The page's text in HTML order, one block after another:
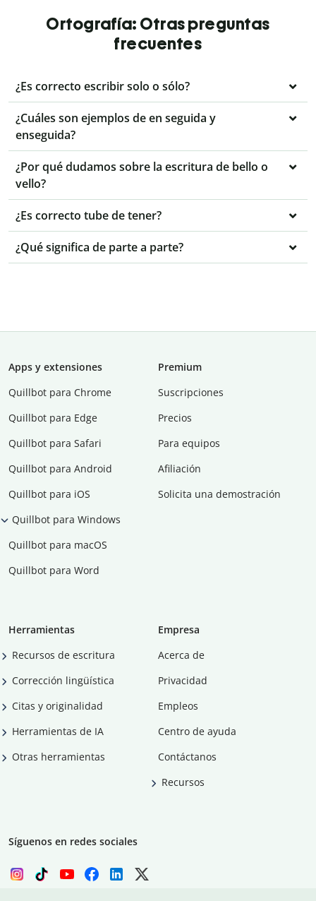
Ortografía: Otras preguntas
frecuentes
¿Es correcto escribir solo o sólo?
¿Cuáles son ejemplos de en seguida y
enseguida?
¿Por qué dudamos sobre la escritura de bello o
vello?
¿Es correcto tube de tener?
¿Qué significa de parte a parte?
Apps y extensiones
Quillbot para Chrome
Quillbot para Edge
Quillbot para Safari
Quillbot para Android
Quillbot para iOS
Quillbot para Windows
Quillbot para macOS
Quillbot para Word
Premium
Suscripciones
Precios
Para equipos
Afiliación
Solicita una demostración
Herramientas
Recursos de escritura
Corrección lingüística
Citas y originalidad
Herramientas de IA
Otras herramientas
Empresa
Acerca de
Privacidad
Empleos
Centro de ayuda
Contáctanos
Recursos
Síguenos en redes sociales